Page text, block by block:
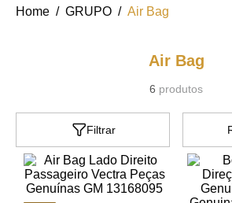
GRUPO Air Bag
Air Bag
6 produtos
Filtrar